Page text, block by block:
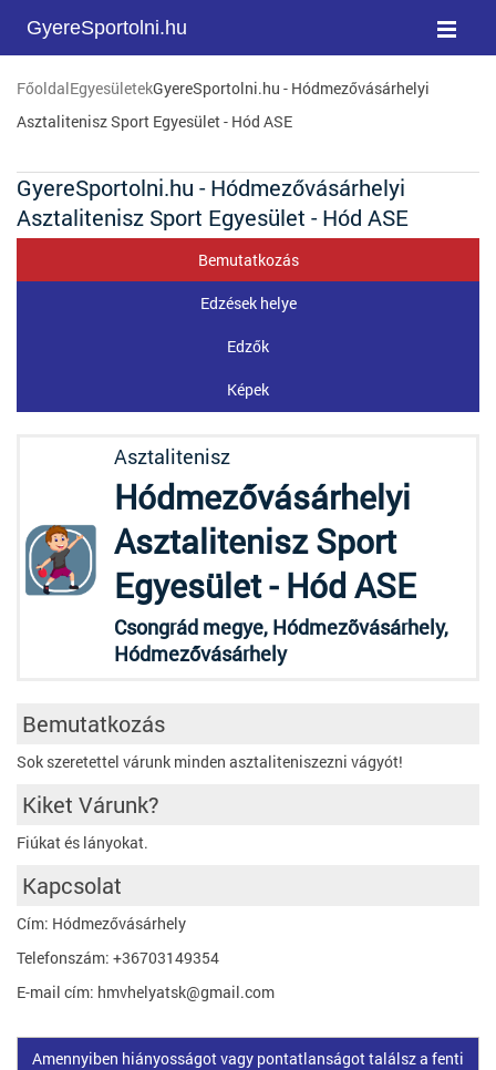
GyereSportolni.hu
FőoldalEgyesületekGyereSportolni.hu - Hódmezővásárhelyi
Asztalitenisz Sport Egyesület - Hód ASE
GyereSportolni.hu - Hódmezővásárhelyi
Asztalitenisz Sport Egyesület - Hód ASE
Bemutatkozás
Edzések helye
Edzők
Képek
Asztalitenisz
Hódmezővásárhelyi
Asztalitenisz Sport
Egyesület - Hód ASE
Csongrád megye, Hódmezõvásárhely,
Hódmezővásárhely
Bemutatkozás
Sok szeretettel várunk minden asztaliteniszezni vágyót!
Kiket Várunk?
Fiúkat és lányokat.
Kapcsolat
Cím: Hódmezővásárhely
Telefonszám: +36703149354
E-mail cím: hmvhelyatsk@gmail.com
Amennyiben hiányosságot vagy pontatlanságot találsz a fenti